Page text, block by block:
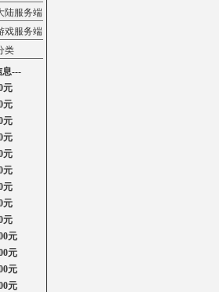
陆服务端
戏服务端
类
息---
元
元
元
元
元
元
元
元
元
元
元
元
元